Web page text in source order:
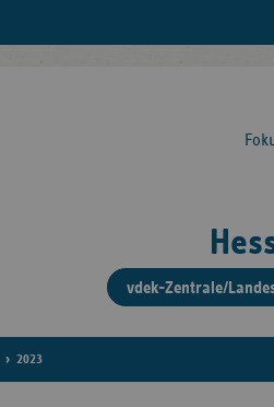
vdek-Zentrale/
2023